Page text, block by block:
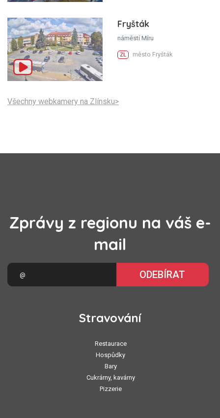
Fryšták
náměstí Míru
ZL město Fryšták
Všechny webkamery na Zlínsku>
Zprávy z regionu na váš e-
mail
ODEBÍRAT
Stravování
Restaurace
Hospůdky
Bary
Cukrárny, kavárny
Pizzerie